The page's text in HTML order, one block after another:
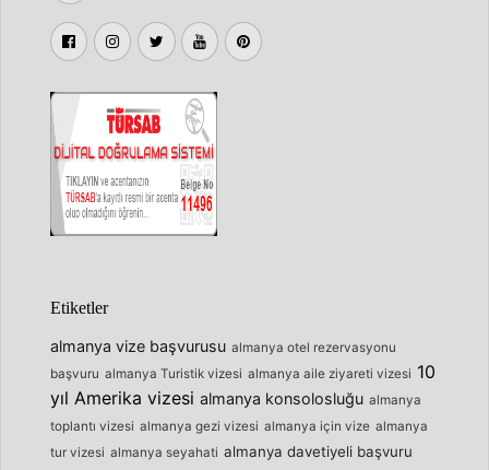
Etiketler
almanya vize başvurusu almanya otel rezervasyonu
başvuru almanya Turistik vizesi almanya aile ziyareti vizesi 10
yıl Amerika vizesi almanya konsolosluğu almanya
toplantı vizesi almanya gezi vizesi almanya için vize almanya
tur vizesi almanya seyahati almanya davetiyeli başvuru